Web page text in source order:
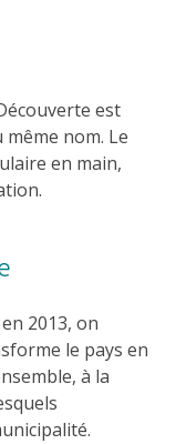
est
nom. Le
en main,
2013, on
le pays en
à la